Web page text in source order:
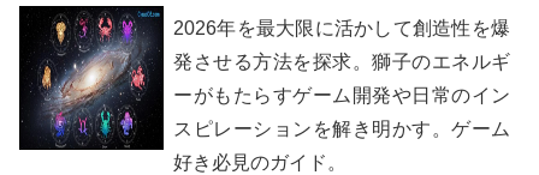
2026年を最大限に活かして創造性を爆
発させる方法を探求。獅子のエネルギ
ーがもたらすゲーム開発や日常のイン
スピレーションを解き明かす。ゲーム
好き必見のガイド。